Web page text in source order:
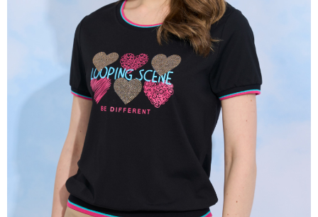
1.本服務係由「台灣大哥大股份有限公司」（以下簡稱本公司）所提供，讓
用戶於交易時，得透過本服務購買商品或服務，並由商店將買賣／分期付款
買賣價金債權讓與本公司後，依約使用本公司帳單繳交帳款。
2.基於同意付款使用「大哥付你分期」之契約關係目的，商店將以您的個人
資料（包含姓名、電話或地址）提供予台灣大哥大進項蒐集、處理及利用，
由本公司與您本人進行分期帳單所需資料之確認、核對及更正。
3.完整用戶服務條款，請詳閱以下連結：https://oppay.tw/userRule
ATM／網路銀行／等多元方式進行付款，方視為交易完成。
※ 請注意：結帳手續完成當下不需立刻繳費，但若您需要取消訂單，請聯絡
購買商品的店家。未經商家同意取消之訂單仍視為有效，需透過AFTEE先享
後付繳納相關費用。
※ 交易是否成功請以「AFTEE先享後付 」之結帳頁面顯示為準，若有關於
是否繳費成功／繳費後需取消欲退款等相關疑問，請聯繫「AFTEE先享後付
客戶支援中心」
https://netprotections.freshdesk.com/support/home
１．透過由恩沛科技股份有限公司提供之「AFTEE先享後付」服務完成之交
易，需依本服務之必要範圍內提供個人資料，並將交易相關給付款項請求債
權轉讓予恩沛科技股份有限公司。
２．關於個人資料處理事宜，請瀏覽以下網址：
https://aftee.tw/terms/#terms3
３．未成年的使用者請事先徵得法定代理人或監護人之同意方可使用
「AFTEE先享後付」，若未經同意申辦者引起之損失，本公司不負相關責
每筆NT$120，滿NT$2,000(含以上)免運費